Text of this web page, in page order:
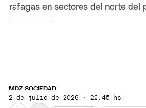
ráfagas en sectores del norte del
MDZ SOCIEDAD
2 de julio de 2026 · 22:45 hs